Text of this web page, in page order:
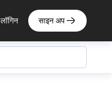
लॉगिन साइन अप
इस श्रेणी में 8 पोस्ट मिलीं